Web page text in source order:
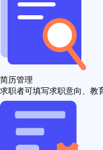
简历管理
求职者可填写求职意向、教